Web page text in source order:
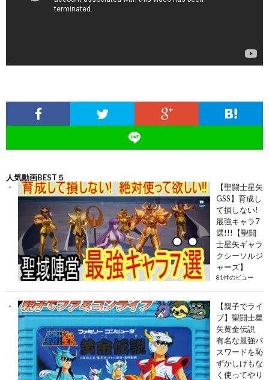
人気動画BEST５
【聖闘士星矢
GSS】育成し
て損しない!
最強キャラ7
選!!!【聖闘
士星矢ギャラ
クシーソルジ
ャーズ】
81件のビュー
【親子でライ
ブ】聖闘士星
矢黄金伝説
有名な最強パ
スワードを恥
ずかしげもな
く使ってやり